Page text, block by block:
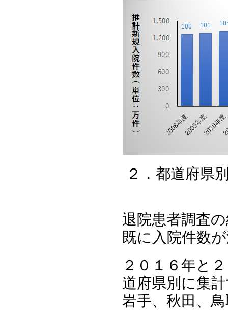
２．都道府県
退院患者調査
既に入院件数
２０１６年と
道府県別に集
岩手、秋田、